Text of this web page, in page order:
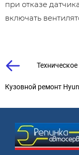
при отказе
включать
Кузовной ремонт